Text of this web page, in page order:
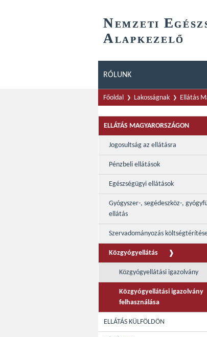
NEMZETI E
ALAPKEZELŐ
RÓLUNK
Főoldal Lakosságnak Ellátás
ELLÁTÁS MAGYARORSZÁGON
Jogosultság az ellátásra
Pénzbeli ellátások
Egészségügyi ellátások
Gyógyszer-, segédeszköz-,
ellátás
Szervadományozás
Közgyógyellátás
Közgyógyellátási igazolvány
Közgyógyellátási igazolvány
felhasználása
ELLÁTÁS KÜLFÖLDÖN